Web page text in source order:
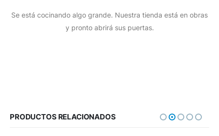
Se está cocinando algo grande. Nuestra tienda está en obras
y pronto abrirá sus puertas.
PRODUCTOS RELACIONADOS